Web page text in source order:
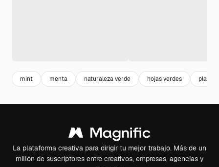
mint menta naturaleza verde hojas verdes
La plataforma creativa para dirigir tu mejor trabajo. Más de un
millón de suscriptores entre creativos, empresas, agencias y